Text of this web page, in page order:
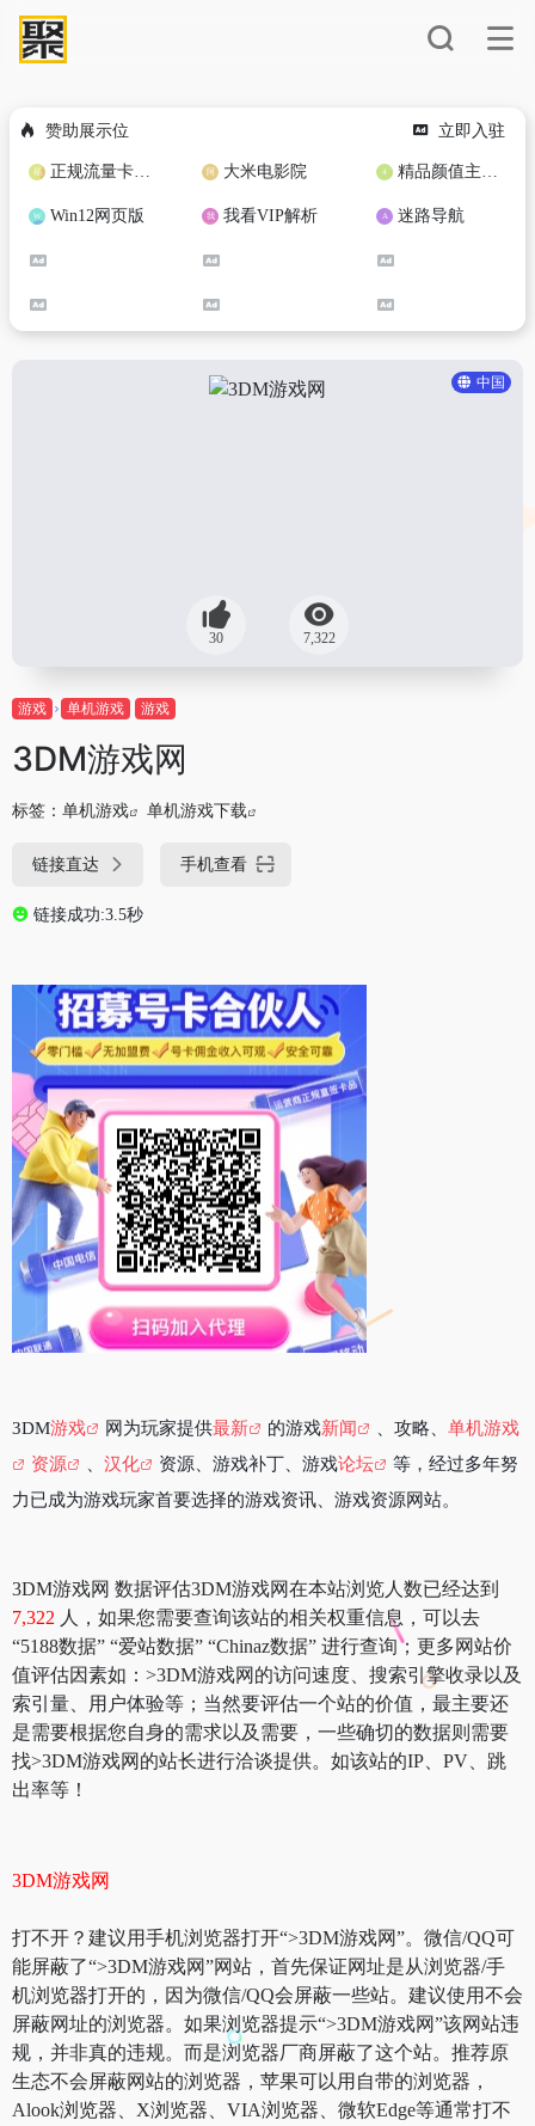
赞助展示位 立即入驻
正规流量卡免费加盟合作 大米电影院 精品颜值主播定制
Win12网页版 我看VIP解析 迷路导航
中国
30 7,322
游戏 单机游戏 游戏
3DM游戏网
标签： 单机游戏 单机游戏下载
链接直达 手机查看
链接成功:3.5秒
3DM游戏 网为玩家提供最新 的游戏新闻 、攻略、 单机游戏
资源
汉化 资源、游戏补丁、游戏论坛
等，经过多年努
力已成为游戏玩家首要选择的游戏资讯、游戏资源网站。
3DM游戏网 数据评估3DM游戏网在本站浏览人数已经达到
7,322 人，如果您需要查询该站的相关权重信息，可以去
“5188数据” “爱站数据” “Chinaz数据” 进行查询；更多网站价
值评估因素如：>3DM游戏网的访问速度、搜索引擎收录以及
索引量、用户体验等；当然要评估一个站的价值，最主要还
是需要根据您自身的需求以及需要，一些确切的数据则需要
找>3DM游戏网的站长进行洽谈提供。如该站的IP、PV、跳
出率等！
3DM游戏网
打不开？建议用手机浏览器打开“>3DM游戏网”。微信/QQ可
能屏蔽了“>3DM游戏网”网站，首先保证网址是从浏览器/手
机浏览器打开的，因为微信/QQ会屏蔽一些站。建议使用不会
屏蔽网址的浏览器。如果浏览器提示“>3DM游戏网”该网站违
规，并非真的违规。而是浏览器厂商屏蔽了这个站。推荐原
生态不会屏蔽网站的浏览器，苹果可以用自带的浏览器，
Alook浏览器、X浏览器、VIA浏览器、微软Edge等通常打不